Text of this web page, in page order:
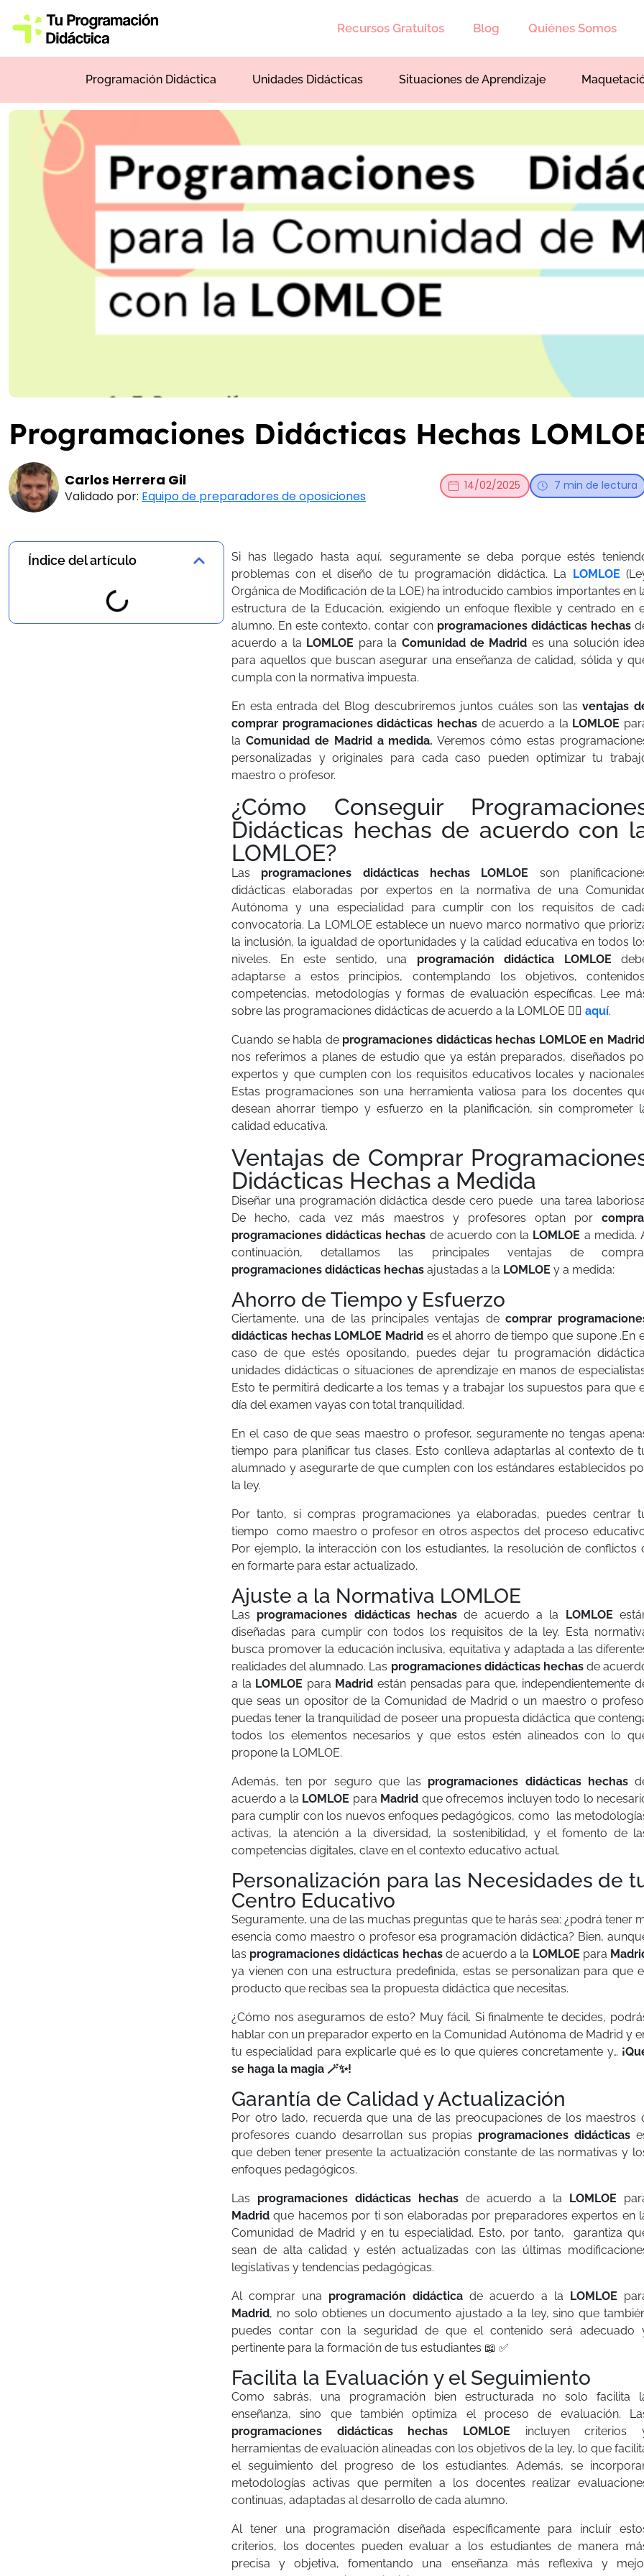
Recursos Gratuitos Blog Quiénes Somos
Programación Didáctica Unidades Didácticas Situaciones de Aprendizaje
Programaciones Didácticas Hechas
Carlos Herrera Gil
Validado por: Equipo de preparadores de oposiciones
14/02/2025 7 min de lectura
Índice del artículo
Si has llegado hasta aquí, seguramente se deba porque estés
problemas con el diseño de tu programación didáctica. La
LOMLOE
Orgánica de Modificación de la LOE) ha introducido cambios importantes en
estructura de la Educación, exigiendo un enfoque flexible y centrado en
alumno. En este contexto, contar con programaciones didácticas hechas
acuerdo a la LOMLOE para la Comunidad de Madrid es una solución
para aquellos que buscan asegurar una enseñanza de calidad, sólida y
cumpla con la normativa impuesta.
En esta entrada del Blog descubriremos juntos cuáles son lasventajas
comprar programaciones didácticas hechas de acuerdo a la LOMLOE
la Comunidad de Madrid a medida. Veremos cómo estas
personalizadas y originales para cada caso pueden optimizar tu
maestro o profesor.
¿Cómo Conseguir
Didácticas hechas de acuerdo con
LOMLOE?
Las programaciones didácticas hechas LOMLOE son
didácticas elaboradas por expertos en la normativa de una
Autónoma y una especialidad para cumplir con los requisitos de
convocatoria. La LOMLOE establece un nuevo marco normativo que
la inclusión, la igualdad de oportunidades y la calidad educativa en todos
niveles. En este sentido, una programación didáctica LOMLOE
adaptarse a estos principios, contemplando los objetivos,
competencias, metodologías y formas de evaluación específicas. Lee
sobre las programaciones didácticas de acuerdo a la LOMLOE 👉🏼 aquí.
Cuando se habla de programaciones didácticas hechas LOMLOE en
nos referimos a planes de estudio que ya están preparados, diseñados
expertos y que cumplen con los requisitos educativos locales y
Estas programaciones son una herramienta valiosa para los docentes
desean ahorrar tiempo y esfuerzo en la planificación, sin comprometer
calidad educativa.
Ventajas de Comprar
Didácticas Hechas a Medida
Diseñar una programación didáctica desde cero puede una tarea
De hecho, cada vez más maestros y profesores optan por
programaciones didácticas hechas de acuerdo con la LOMLOE a medida.
continuación, detallamos las principales ventajas de
programaciones didácticas hechas ajustadas a la LOMLOE y a medida:
Ahorro de Tiempo y Esfuerzo
Ciertamente, una de las principales ventajas de comprar
didácticas hechas LOMLOE Madrid es el ahorro de tiempo que supone .En
caso de que estés opositando, puedes dejar tu programación
unidades didácticas o situaciones de aprendizaje en manos de
Esto te permitirá dedicarte a los temas y a trabajar los supuestos para que
día del examen vayas con total tranquilidad.
En el caso de que seas maestro o profesor, seguramente no tengas
tiempo para planificar tus clases. Esto conlleva adaptarlas al contexto de
alumnado y asegurarte de que cumplen con los estándares establecidos
la ley.
Por tanto, si compras programaciones ya elaboradas, puedes centrar
tiempo como maestro o profesor en otros aspectos del proceso
Por ejemplo, la interacción con los estudiantes, la resolución de conflictos
en formarte para estar actualizado.
Ajuste a la Normativa LOMLOE
Las programaciones didácticas hechasde acuerdo a la LOMLOE
diseñadas para cumplir con todos los requisitos de la ley. Esta
busca promover la educación inclusiva, equitativa y adaptada a las
realidades del alumnado. Las programaciones didácticas hechas de
a la LOMLOE para Madrid están pensadas para que, independientemente
que seas un opositor de la Comunidad de Madrid o un maestro o
puedas tener la tranquilidad de poseer una propuesta didáctica que
todos los elementos necesarios y que estos estén alineados con lo
propone la LOMLOE.
Además, ten por seguro que las programaciones didácticas hechas
acuerdo a la LOMLOE para Madrid que ofrecemos incluyen todo lo
para cumplir con los nuevos enfoques pedagógicos, como las
activas, la atención a la diversidad, la sostenibilidad, y el fomento de
competencias digitales, clave en el contexto educativo actual.
Personalización para las Necesidades de
Centro Educativo
Seguramente, una de las muchas preguntas que te harás sea: ¿podrá tener
esencia como maestro o profesor esa programación didáctica? Bien,
las programaciones didácticas hechasde acuerdo a la LOMLOE para
ya vienen con una estructura predefinida, estas se personalizan para que
producto que recibas sea la propuesta didáctica que necesitas.
¿Cómo nos aseguramos de esto? Muy fácil. Si finalmente te decides,
hablar con un preparador experto en la Comunidad Autónoma de Madrid y
tu especialidad para explicarle qué es lo que quieres concretamente y…
se haga la magia 🪄✨!
Garantía de Calidad y Actualización
Por otro lado, recuerda que una de las preocupaciones de los maestros
profesores cuando desarrollan sus propias programaciones didácticas
que deben tener presente la actualización constante de las normativas y
enfoques pedagógicos.
Las programaciones didácticas hechas de acuerdo a la LOMLOE
Madrid que hacemos por ti son elaboradas por preparadores expertos en
Comunidad de Madrid y en tu especialidad. Esto, por tanto, garantiza
sean de alta calidad y estén actualizadas con las últimas
legislativas y tendencias pedagógicas.
Al comprar una programación didáctica de acuerdo a la LOMLOE
Madrid, no solo obtienes un documento ajustado a la ley, sino que
puedes contar con la seguridad de que el contenido será adecuado
pertinente para la formación de tus estudiantes 📖 ✅
Facilita la Evaluación y el Seguimiento
Como sabrás, una programación bien estructurada no solo facilita
enseñanza, sino que también optimiza el proceso de evaluación.
programaciones didácticas hechas LOMLOE incluyen criterios
herramientas de evaluación alineadas con los objetivos de la ley, lo que
el seguimiento del progreso de los estudiantes. Además, se
metodologías activas que permiten a los docentes realizar
continuas, adaptadas al desarrollo de cada alumno.
Al tener una programación diseñada específicamente para incluir
criterios, los docentes pueden evaluar a los estudiantes de manera
precisa y objetiva, fomentando una enseñanza más reflexiva y